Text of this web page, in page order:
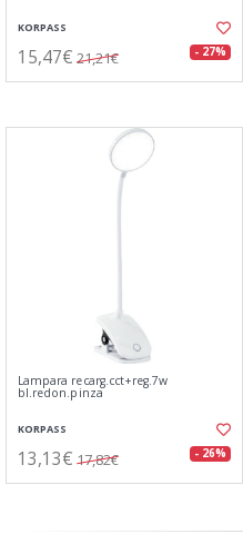
KORPASS
15,47€ 21,21€ - 27%
Lampara recarg.cct+reg.7w
bl.redon.pinza
KORPASS
13,13€ 17,82€ - 26%